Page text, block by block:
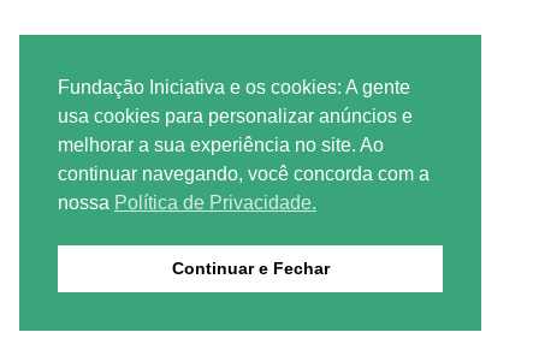
Fundação Iniciativa e os cookies: A gente
usa cookies para personalizar anúncios e
melhorar a sua experiência no site. Ao
continuar navegando, você concorda com a
nossa Política de Privacidade.
Continuar e Fechar